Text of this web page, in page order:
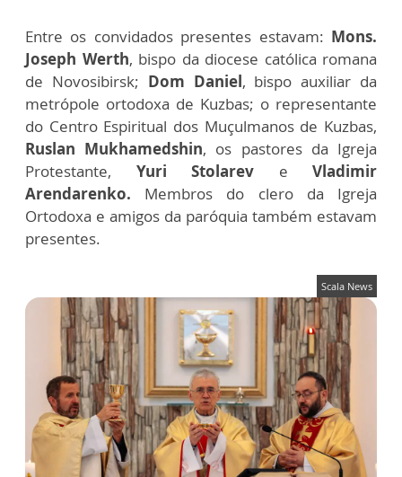
Entre os convidados presentes estavam: Mons.
Joseph Werth, bispo da diocese católica romana
de Novosibirsk; Dom Daniel, bispo auxiliar da
metrópole ortodoxa de Kuzbas; o representante
do Centro Espiritual dos Muçulmanos de Kuzbas,
Ruslan Mukhamedshin, os pastores da Igreja
Protestante, Yuri Stolarev e Vladimir
Arendarenko. Membros do clero da Igreja
Ortodoxa e amigos da paróquia também estavam
presentes.
Scala News